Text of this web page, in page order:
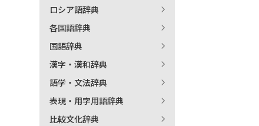
ロシア語辞典
各国語辞典
国語辞典
漢字・漢和辞典
語学・文法辞典
表現・用字用語辞典
比較文化辞典